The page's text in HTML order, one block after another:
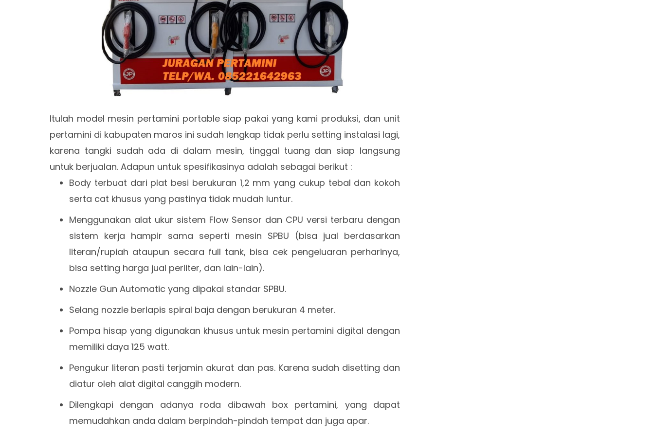
Itulah model mesin pertamini portable siap pakai yang kami produksi, dan unit
pertamini di kabupaten maros ini sudah lengkap tidak perlu setting instalasi lagi,
karena tangki sudah ada di dalam mesin, tinggal tuang dan siap langsung
untuk berjualan. Adapun untuk spesifikasinya adalah sebagai berikut :
Body terbuat dari plat besi berukuran 1,2 mm yang cukup tebal dan kokoh
serta cat khusus yang pastinya tidak mudah luntur.
Menggunakan alat ukur sistem Flow Sensor dan CPU versi terbaru dengan
sistem kerja hampir sama seperti mesin SPBU (bisa jual berdasarkan
literan/rupiah ataupun secara full tank, bisa cek pengeluaran perharinya,
bisa setting harga jual perliter, dan lain-lain).
Nozzle Gun Automatic yang dipakai standar SPBU.
Selang nozzle berlapis spiral baja dengan berukuran 4 meter.
Pompa hisap yang digunakan khusus untuk mesin pertamini digital dengan
memiliki daya 125 watt.
Pengukur literan pasti terjamin akurat dan pas. Karena sudah disetting dan
diatur oleh alat digital canggih modern.
Dilengkapi dengan adanya roda dibawah box pertamini, yang dapat
memudahkan anda dalam berpindah-pindah tempat dan juga apar.